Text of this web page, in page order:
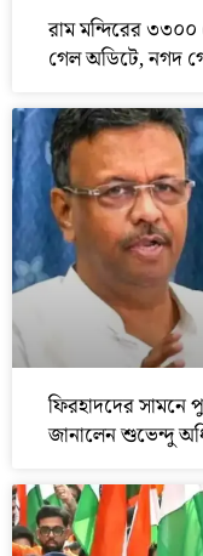
রাম মন্দিরের
গেল অডিটে, নগদ
ফিরহাদদের সামনে
জানালেন শুভেন্দু